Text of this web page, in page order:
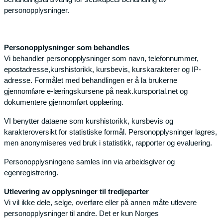
personopplysninger.
Personopplysninger som behandles
Vi behandler personopplysninger som navn, telefonnummer,
epostadresse,kurshistorikk, kursbevis, kurskarakterer og IP-
adresse. Formålet med behandlingen er å la brukerne
gjennomføre e-læringskursene på neak.kursportal.net og
dokumentere gjennomført opplæring.
VI benytter dataene som kurshistorikk, kursbevis og
karakteroversikt for statistiske formål. Personopplysninger lagres,
men anonymiseres ved bruk i statistikk, rapporter og evaluering.
Personopplysningene samles inn via arbeidsgiver og
egenregistrering.
Utlevering av opplysninger til tredjeparter
Vi vil ikke dele, selge, overføre eller på annen måte utlevere
personopplysninger til andre. Det er kun Norges